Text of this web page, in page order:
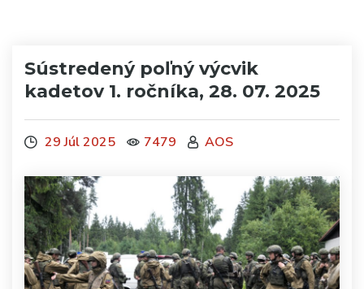
Sústredený poľný výcvik
kadetov 1. ročníka, 28. 07. 2025
29 Júl 2025 7479 AOS